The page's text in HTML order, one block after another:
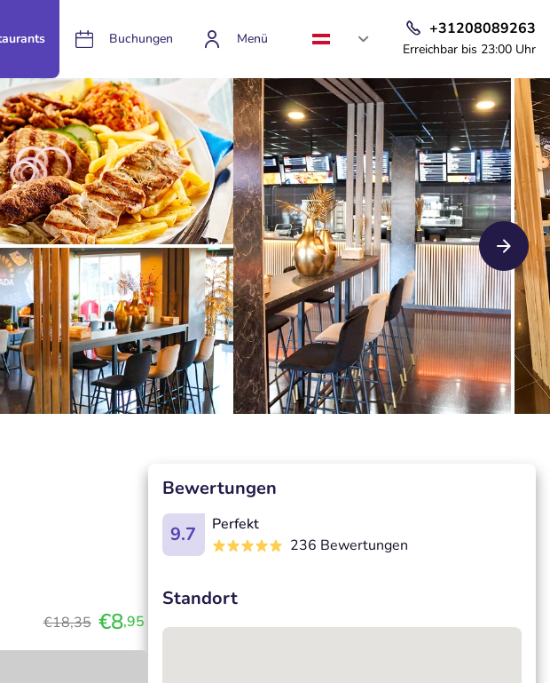
Buchungen Menü
+31208089263
Erreichbar bis 23:00 Uhr
€18,35 €8,95
Bewertungen
9.7
Perfekt
236 Bewertungen
Standort